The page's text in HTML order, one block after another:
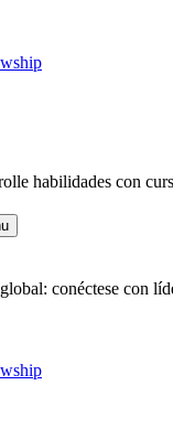
habilidades con
conéctese con